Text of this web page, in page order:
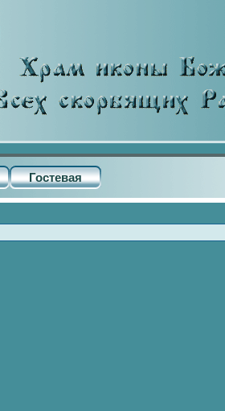
Гостевая